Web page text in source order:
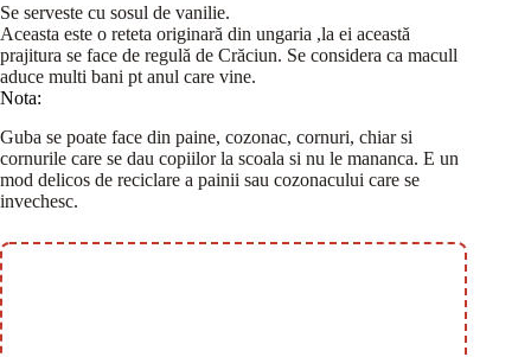
Se serveste cu sosul de vanilie.
Aceasta este o reteta originară din ungaria ,la ei această
prajitura se face de regulă de Crăciun. Se considera ca macull
aduce multi bani pt anul care vine.
Nota:
Guba se poate face din paine, cozonac, cornuri, chiar si
cornurile care se dau copiilor la scoala si nu le mananca. E un
mod delicos de reciclare a painii sau cozonacului care se
invechesc.